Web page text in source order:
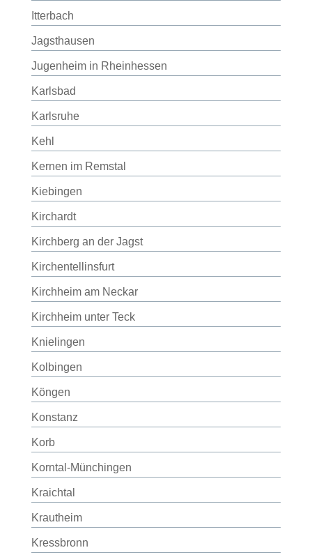
Itterbach
Jagsthausen
Jugenheim in Rheinhessen
Karlsbad
Karlsruhe
Kehl
Kernen im Remstal
Kiebingen
Kirchardt
Kirchberg an der Jagst
Kirchentellinsfurt
Kirchheim am Neckar
Kirchheim unter Teck
Knielingen
Kolbingen
Köngen
Konstanz
Korb
Korntal-Münchingen
Kraichtal
Krautheim
Kressbronn